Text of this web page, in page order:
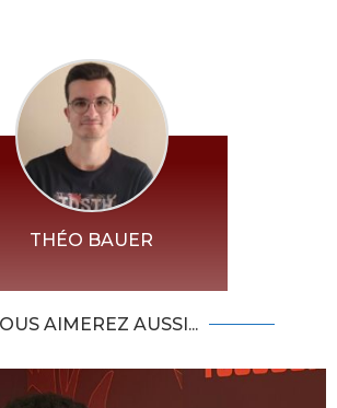
THÉO BAUER
AIMEREZ AUSSI...